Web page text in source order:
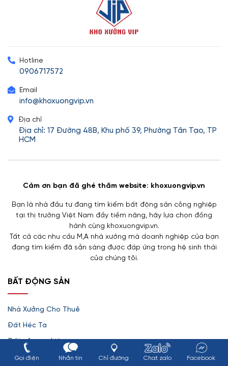
Hotline
0906717572
Email
info@khoxuongvip.vn
Địa chỉ
Địa chỉ: 17 Đường 48B, Khu phố 39, Phường Tân Tạo, TP
HCM
Cảm ơn bạn đã ghé thăm website: khoxuongvip.vn
Bạn là nhà đầu tư đang tìm kiếm bất động sản công nghiệp
tại thị trường Việt Nam đầy tiềm năng, hãy lựa chọn đồng
hành cùng khoxuongvip.vn.
Tất cả các nhu cầu M,A nhà xưởng mà doanh nghiệp của bạn
đang tìm kiếm đã sẵn sàng được đáp ứng trong hệ sinh thái
của chúng tôi.
BẤT ĐỘNG SẢN
Nhà Xưởng Cho Thuê
Đất Héc Ta
Đất công nghiệp
Nhà Xưởng Bán
Gọi điện Nhắn tin Chỉ đường Chat zalo Facebook